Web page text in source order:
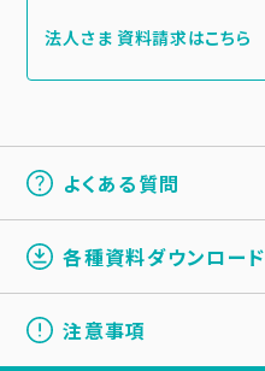
法人さま 資料請求はこちら
よくある質問
各種資料ダウンロード
注意事項